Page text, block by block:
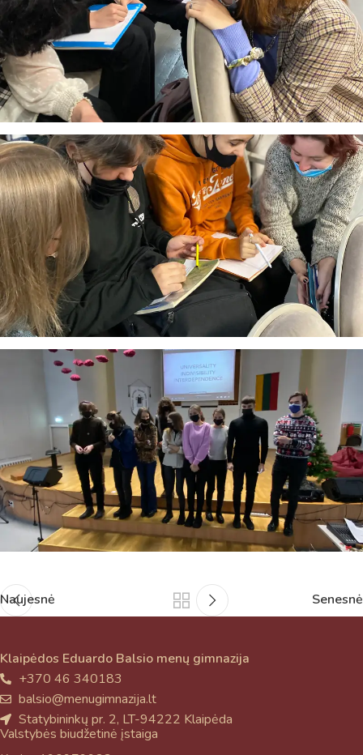
Naujesnė Senesnė
Klaipėdos Eduardo Balsio menų gimnazija
+370 46 340183
balsio@menugimnazija.lt
Statybininkų pr. 2, LT-94222 Klaipėda
Valstybės biudžetinė įstaiga